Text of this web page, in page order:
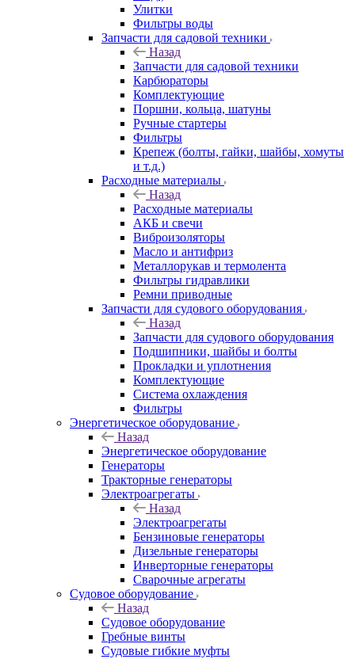
Улитки
Фильтры воды
Запчасти для садовой техники
Назад
Запчасти для садовой техники
Карбюраторы
Комплектующие
Поршни, кольца, шатуны
Ручные стартеры
Фильтры
Крепеж (болты, гайки, шайбы, хомуты
и т.д.)
Расходные материалы
Назад
Расходные материалы
АКБ и свечи
Виброизоляторы
Масло и антифриз
Металлорукав и термолента
Фильтры гидравлики
Ремни приводные
Запчасти для судового оборудования
Назад
Запчасти для судового оборудования
Подшипники, шайбы и болты
Прокладки и уплотнения
Комплектующие
Система охлаждения
Фильтры
Энергетическое оборудование
Назад
Энергетическое оборудование
Генераторы
Тракторные генераторы
Электроагрегаты
Назад
Электроагрегаты
Бензиновые генераторы
Дизельные генераторы
Инверторные генераторы
Сварочные агрегаты
Судовое оборудование
Назад
Судовое оборудование
Гребные винты
Судовые гибкие муфты